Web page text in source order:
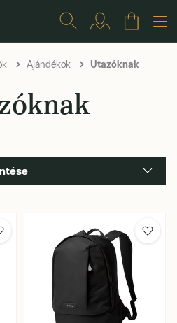
Ajándékok Utazóknak